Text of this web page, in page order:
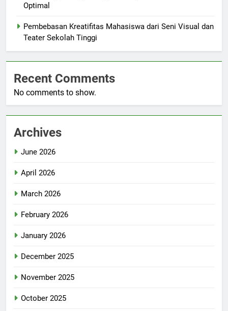
Optimal
Pembebasan Kreatifitas Mahasiswa dari Seni Visual dan
Teater Sekolah Tinggi
Recent Comments
No comments to show.
Archives
June 2026
April 2026
March 2026
February 2026
January 2026
December 2025
November 2025
October 2025